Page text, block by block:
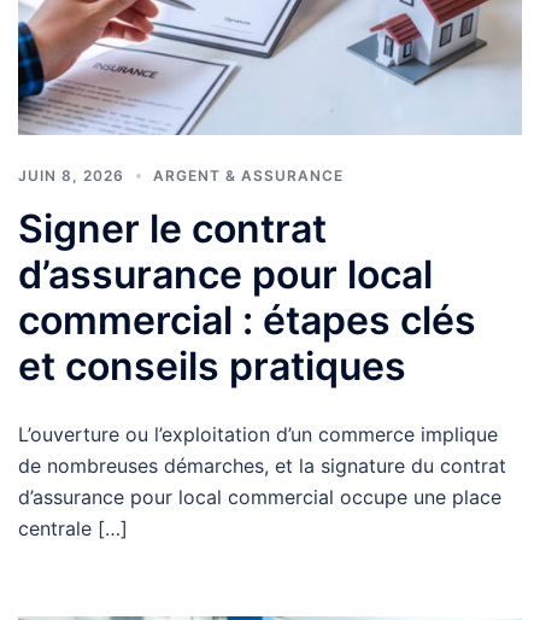
JUIN 8, 2026 ARGENT & ASSURANCE
Signer le contrat
d’assurance pour local
commercial : étapes clés
et conseils pratiques
L’ouverture ou l’exploitation d’un commerce implique
de nombreuses démarches, et la signature du contrat
d’assurance pour local commercial occupe une place
centrale […]